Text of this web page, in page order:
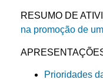
RESUMO DE
na promoção de
Prioridades